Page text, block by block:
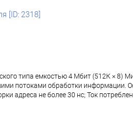
[ID: 2318]
типа емкостью 4 Мбит (512К ×
потоками обработки
адреса не более 30 нс; Ток